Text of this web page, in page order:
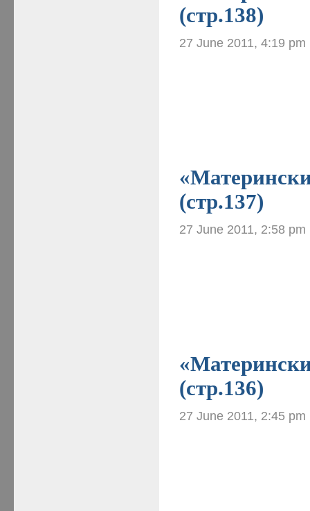
(стр.138)
27 June 2011, 4:19 pm
(стр.137)
27 June 2011, 2:58 pm
(стр.136)
27 June 2011, 2:45 pm